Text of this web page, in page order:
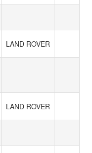
LAND ROVER
LAND ROVER